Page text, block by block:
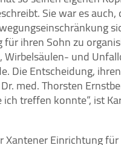
Sie war es auch,
ihren Sohn zu
und
Die Entscheidung,
med. Thorsten
treffen konnte“, ist
Xantener Einrichtung für